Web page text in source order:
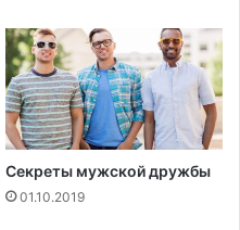
Секреты мужской дружбы
01.10.2019